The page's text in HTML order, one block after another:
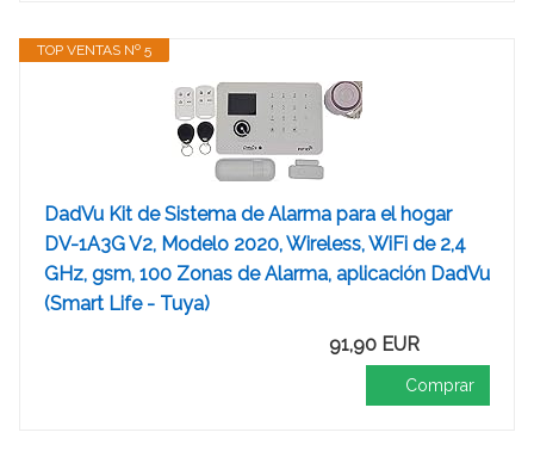
TOP VENTAS Nº 5
DadVu Kit de Sistema de Alarma para el hogar
DV-1A3G V2, Modelo 2020, Wireless, WiFi de 2,4
GHz, gsm, 100 Zonas de Alarma, aplicación DadVu
(Smart Life - Tuya)
91,90 EUR
Comprar